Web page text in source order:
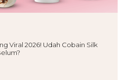
Viral 2026! Udah Cobain Silk